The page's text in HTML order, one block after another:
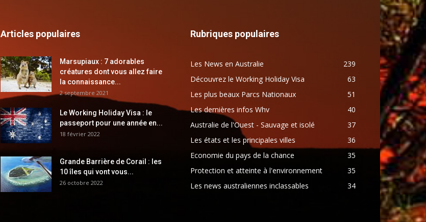
Articles populaires
Marsupiaux : 7 adorables
créatures dont vous allez faire
la connaissance...
2 septembre 2021
Le Working Holiday Visa : le
passeport pour une année en...
18 février 2022
Grande Barrière de Corail : les
10 îles qui vont vous...
26 octobre 2022
Rubriques populaires
Les News en Australie
239
Découvrez le Working Holiday Visa
63
Les plus beaux Parcs Nationaux
51
Les dernières infos Whv
40
Australie de l'Ouest - Sauvage et isolé
37
Les états et les principales villes
36
Economie du pays de la chance
35
Protection et atteinte à l'environnement
35
Les news australiennes inclassables
34